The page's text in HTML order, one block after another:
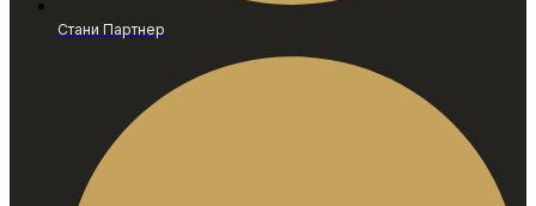
Стани Партнер